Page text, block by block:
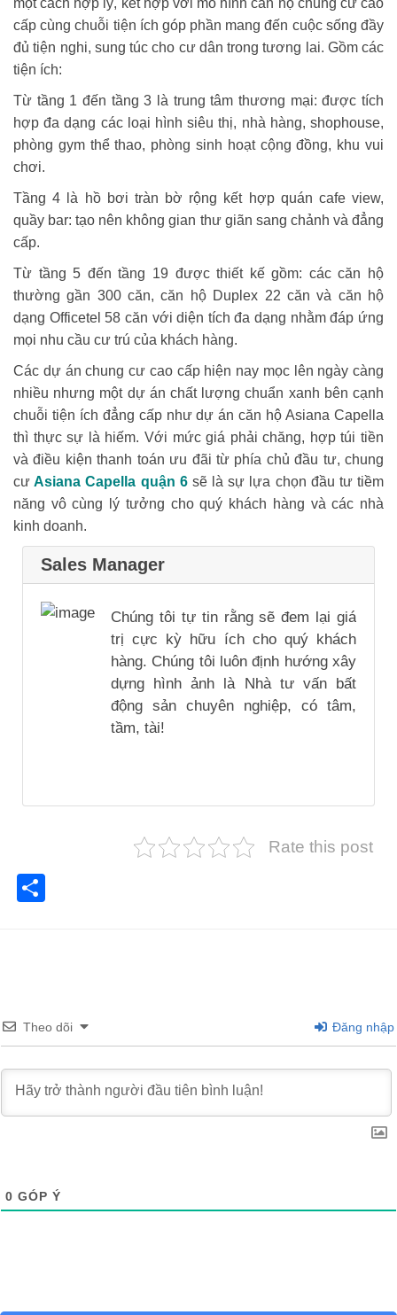
cấp cùng chuỗi tiện ích góp phần mang đến cuộc sống đầy
đủ tiện nghi, sung túc cho cư dân trong tương lai. Gồm các
tiện ích:
Từ tầng 1 đến tầng 3 là trung tâm thương mại: được tích
hợp đa dạng các loại hình siêu thị, nhà hàng, shophouse,
phòng gym thể thao, phòng sinh hoạt cộng đồng, khu vui
chơi.
Tầng 4 là hồ bơi tràn bờ rộng kết hợp quán cafe view,
quầy bar: tạo nên không gian thư giãn sang chảnh và đẳng
cấp.
Từ tầng 5 đến tầng 19 được thiết kế gồm: các căn hộ
thường gần 300 căn, căn hộ Duplex 22 căn và căn hộ
dạng Officetel 58 căn với diện tích đa dạng nhằm đáp ứng
mọi nhu cầu cư trú của khách hàng.
Các dự án chung cư cao cấp hiện nay mọc lên ngày càng
nhiều nhưng một dự án chất lượng chuẩn xanh bên cạnh
chuỗi tiện ích đẳng cấp như dự án căn hộ Asiana Capella
thì thực sự là hiếm. Với mức giá phải chăng, hợp túi tiền
và điều kiện thanh toán ưu đãi từ phía chủ đầu tư, chung
cư Asiana Capella quận 6sẽ là sự lựa chọn đầu tư tiềm
năng vô cùng lý tưởng cho quý khách hàng và các nhà
kinh doanh.
Sales Manager
Chúng tôi tự tin rằng sẽ đem lại giá
trị cực kỳ hữu ích cho quý khách
hàng. Chúng tôi luôn định hướng xây
dựng hình ảnh là Nhà tư vấn bất
động sản chuyên nghiệp, có tâm,
tầm, tài!
Rate this post
Theo dõi Đăng nhập
0 GÓP Ý